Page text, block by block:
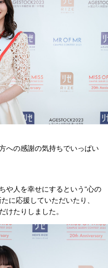
への感謝の気持ちでいっぱい
や人を幸せにするという“心の
に応援していただいたり、
けたりしました。